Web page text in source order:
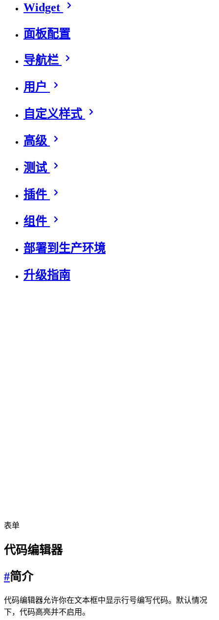
Widget
面板配置
导航栏
用户
自定义样式
高级
测试
插件
组件
部署到生产环境
升级指南
表单
代码编辑器
#简介
代码编辑器允许你在文本框中显示行号编写代码。默认情况
下，代码高亮并不启用。